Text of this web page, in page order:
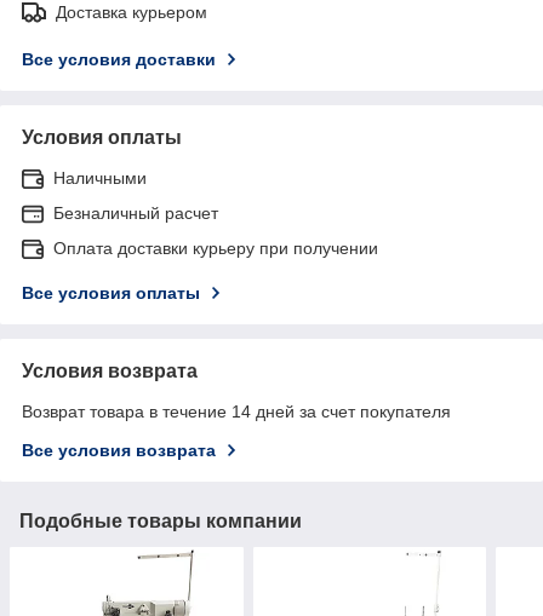
Доставка курьером
Все условия доставки
Условия оплаты
Наличными
Безналичный расчет
Оплата доставки курьеру при получении
Все условия оплаты
Условия возврата
Возврат товара в течение 14 дней за счет покупателя
Все условия возврата
Подобные товары компании